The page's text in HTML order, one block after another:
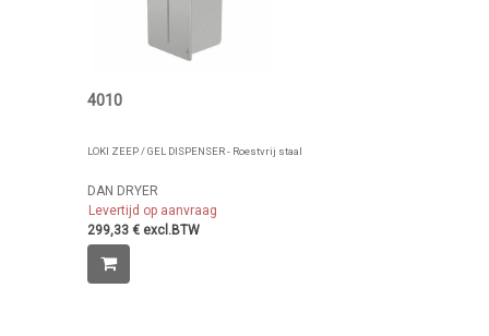
4010
LOKI ZEEP / GEL DISPENSER - Roestvrij staal
DAN DRYER
Levertijd op aanvraag
299,33 € excl.BTW